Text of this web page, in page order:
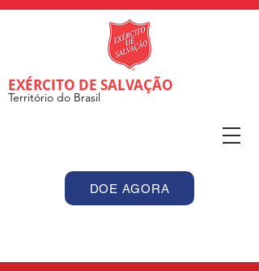
EXÉRCITO DE SALVAÇÃO
Território do Brasil
DOE AGORA